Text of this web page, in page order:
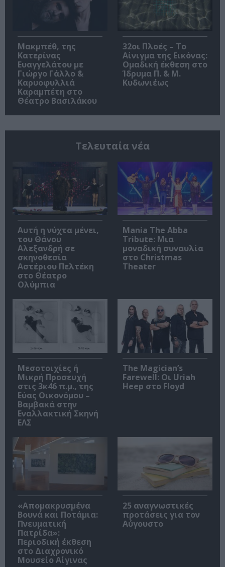
Μακμπέθ, της
Κατερίνας
Ευαγγελάτου με
Γιώργο Γάλλο &
Καρυοφυλλιά
Καραμπέτη στο
Θέατρο Βασιλάκου
32οι Πλοές – Το
Αίνιγμα της Εικόνας:
Ομαδική έκθεση στο
Ίδρυμα Π. & Μ.
Κυδωνιέως
Τελευταία νέα
Αυτή η νύχτα μένει,
του Θάνου
Αλεξανδρή σε
σκηνοθεσία
Αστέριου Πελτέκη
στο Θέατρο
Ολύμπια
Mania The Abba
Tribute: Μια
μοναδική συναυλία
στο Christmas
Theater
Μεσοτοιχίες ή
Μικρή Προσευχή
στις 3κ46 π.μ., της
Εύας Οικονόμου –
Βαμβακά στην
Εναλλακτική Σκηνή
ΕΛΣ
The Magician’s
Farewell: Οι Uriah
Heep στο Floyd
«Απομακρυσμένα
Βουνά και Ποτάμια:
Πνευματική
Πατρίδα»:
Περιοδική έκθεση
στο Διαχρονικό
Μουσείο Αίγινας
25 αναγνωστικές
προτάσεις για τον
Αύγουστο